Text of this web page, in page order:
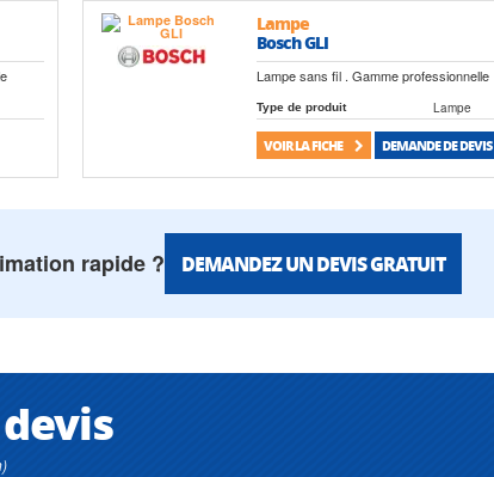
Lampe
Bosch GLI
Lampe sans fil . Gamme professionnelle
Type de produit Lampe
VOIR LA FICHE DEMANDE DE DEVIS
rapide ? DEMANDEZ UN DEVIS GRATUIT